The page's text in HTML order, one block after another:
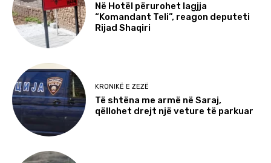
Në Hotël përurohet lagjja
“Komandant Teli”, reagon deputeti
Rijad Shaqiri
KRONIKË E ZEZË
Të shtëna me armë në Saraj,
qëllohet drejt një veture të parkuar